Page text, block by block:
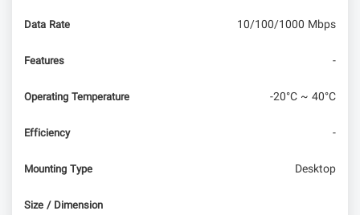
Data Rate 10/100/1000 Mbps
Features -
Operating Temperature -20°C ~ 40°C
Efficiency -
Mounting Type Desktop
Size / Dimension